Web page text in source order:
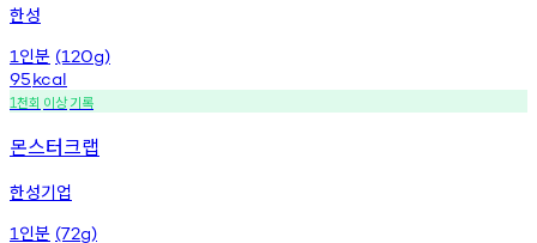
한성
1 인분 (120g)
95kcal
1천회 이상기록
몬스터크랩
한성기업
1 인분 (72g)